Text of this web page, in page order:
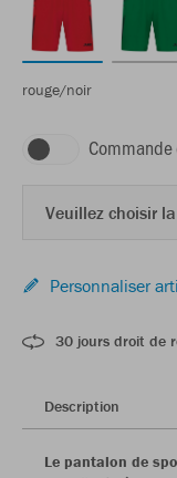
rouge/noir
Veuillez choisir
Personnaliser
30 jours droit de
Description
Le pantalon de